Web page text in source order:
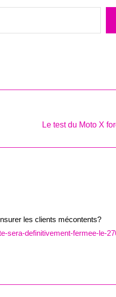
Le test du Moto X
les clients mécontents?
sera-definitivement-fermee-le-